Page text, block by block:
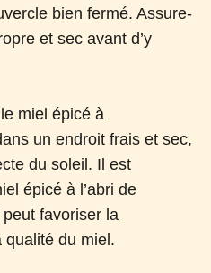
bien fermé. Assure-
et sec avant d’y
miel épicé à
un endroit frais et sec,
du soleil. Il est
épicé à l’abri de
peut favoriser la
qualité du miel.